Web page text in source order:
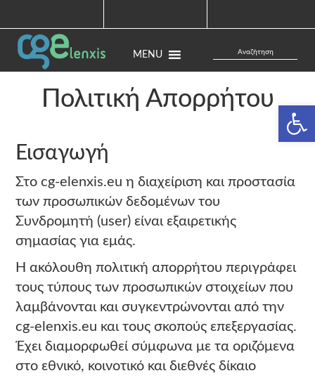
MENU
Πολιτική Απορρήτου
Εισαγωγή
Στο cg-elenxis.eu η διαχείριση και προστασία
των προσωπικών δεδομένων του
Συνδρομητή (user) είναι εξαιρετικής
σημασίας για εμάς.
Η ακόλουθη πολιτική απορρήτου περιγράφει
τους τύπους των προσωπικών στοιχείων που
λαμβάνονται και συγκεντρώνονται από την
cg-elenxis.eu και τους σκοπούς επεξεργασίας.
Έχει διαμορφωθεί σύμφωνα με τα οριζόμενα
στο εθνικό, κοινοτικό και διεθνές δίκαιο